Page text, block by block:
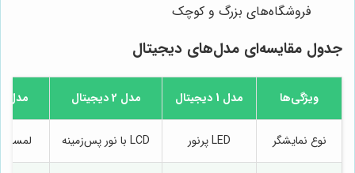
فروشگاه‌های بزرگ و کوچک
جدول مقایسه‌ای مدل‌های دیجیتال
ویژگی‌ها مدل 1 دیجیتال مدل 2 دیجیتال مدل 3 دیجیتال
نوع نمایشگر LED پرنور LCD با نور پس‌زمینه لمسی